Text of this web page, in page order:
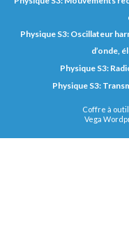
Physique S3: Oscillateur
d’onde,
Physique S3:
Physique S3:
Coffre à
Vega